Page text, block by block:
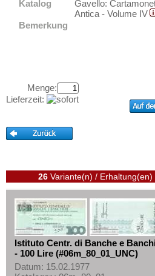
Liechtenstein
Mazedonien
Moldawien
Nordirland
Norwegen
Österreich
Polen
Portugal
Rumänien
Testbanknoten
Banknotenbriefe
Gutscheine
Kontakt
Preislisten
Ankauf
Erhaltungsgrade
Gratisbanknoten
FAQ
Katalog
Gavello:
Antica - Volume IV
Bemerkung
Menge:
Lieferzeit:
26 Variante(n) / Erhaltung(en)
Istituto Centr. di Banche e
- 100 Lire (#06m_80_01_UNC)
Datum: 15.02.1977